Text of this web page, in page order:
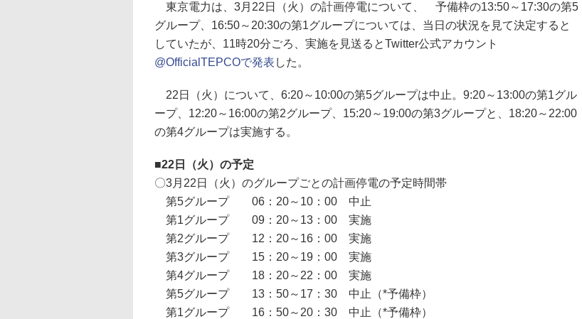
東京電力は、3月22日（火）の計画停電について、 予備枠の13:50～17:30の第5
グループ、16:50～20:30の第1グループについては、当日の状況を見て決定すると
していたが、11時20分ごろ、実施を見送るとTwitter公式アカウント
@OfficialTEPCOで発表 した。
22日（火）について、6:20～10:00の第5グループは中止。9:20～13:00の第1グル
ープ、12:20～16:00の第2グループ、15:20～19:00の第3グループと、18:20～22:00
の第4グループは実施する。
■22日（火）の予定
〇3月22日（火）のグループごとの計画停電の予定時間帯
第5グループ 06：20～10：00 中止
第1グループ 09：20～13：00 実施
第2グループ 12：20～16：00 実施
第3グループ 15：20～19：00 実施
第4グループ 18：20～22：00 実施
第5グループ 13：50～17：30 中止（*予備枠）
第1グループ 16：50～20：30 中止（*予備枠）